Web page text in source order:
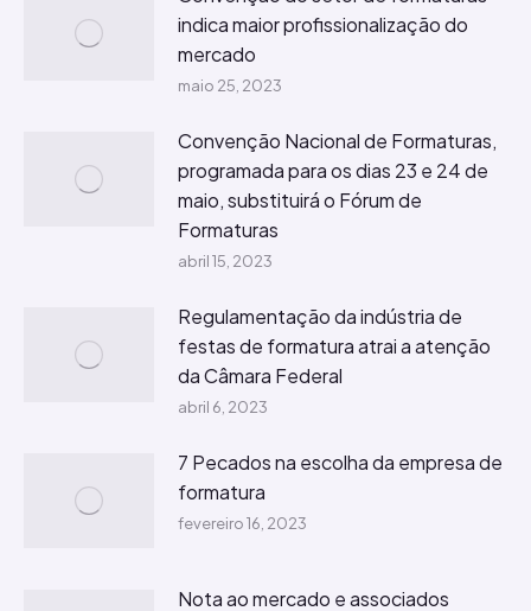
indica maior profissionalização do
mercado
maio 25, 2023
Convenção Nacional de Formaturas,
programada para os dias 23 e 24 de
maio, substituirá o Fórum de
Formaturas
abril 15, 2023
Regulamentação da indústria de
festas de formatura atrai a atenção
da Câmara Federal
abril 6, 2023
7 Pecados na escolha da empresa de
formatura
fevereiro 16, 2023
Nota ao mercado e associados